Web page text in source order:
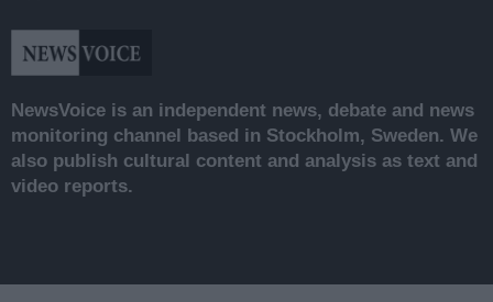
NewsVoice is an independent news, debate and news
monitoring channel based in Stockholm, Sweden. We
also publish cultural content and analysis as text and
video reports.